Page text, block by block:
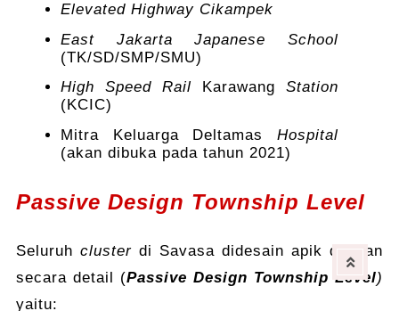
Elevated Highway Cikampek
East Jakarta Japanese School
(TK/SD/SMP/SMU)
High Speed Rail
Karawang Station
(KCIC)
Mitra Keluarga DeltamasHospital
(akan dibuka pada tahun 2021)
Passive Design Township Level
Seluruh clusterdi Savasa didesain apik dengan
secara detail (Passive Design Township Level)
yaitu: